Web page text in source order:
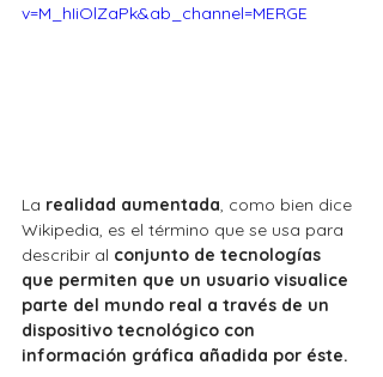
v=M_hIiOlZaPk&ab_channel=MERGE
La realidad aumentada , como bien dice
Wikipedia, es el término que se usa para
describir al conjunto de tecnologías
que permiten que un usuario visualice
parte del mundo real a través de un
dispositivo tecnológico con
información gráfica añadida por éste.